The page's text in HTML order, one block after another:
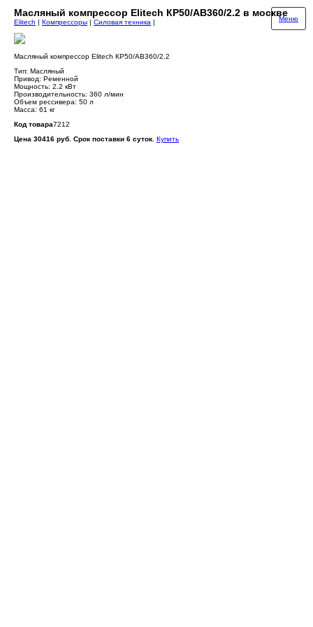
Масляный компрессор Elitech КР50/АВ360/2.2 в москве
Меню
Elitech | Компрессоры | Силовая техника |
Масляный компрессор Elitech КР50/АВ360/2.2
Тип: Масляный
Привод: Ременной
Мощность: 2.2 кВт
Производительность: 360 л/мин
Объем рессивера: 50 л
Масса: 61 кг
Код товара7212
Цена 30416 руб. Срок поставки 6 суток. Купить